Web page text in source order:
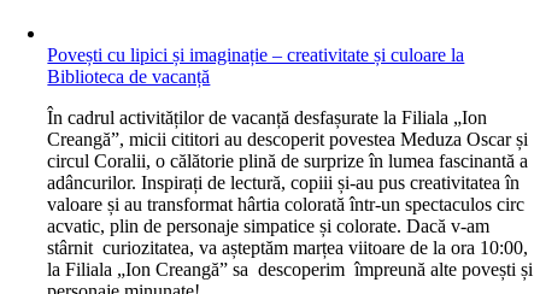
Povești cu lipici și imaginație – creativitate și culoare la
Biblioteca de vacanță
În cadrul activităților de vacanță desfașurate la Filiala „Ion
Creangă”, micii cititori au descoperit povestea Meduza Oscar și
circul Coralii, o călătorie plină de surprize în lumea fascinantă a
adâncurilor. Inspirați de lectură, copiii și-au pus creativitatea în
valoare și au transformat hârtia colorată într-un spectaculos circ
acvatic, plin de personaje simpatice și colorate. Dacă v-am
stârnit curiozitatea, va așteptăm marțea viitoare de la ora 10:00,
la Filiala „Ion Creangă” sa descoperim împreună alte povești și